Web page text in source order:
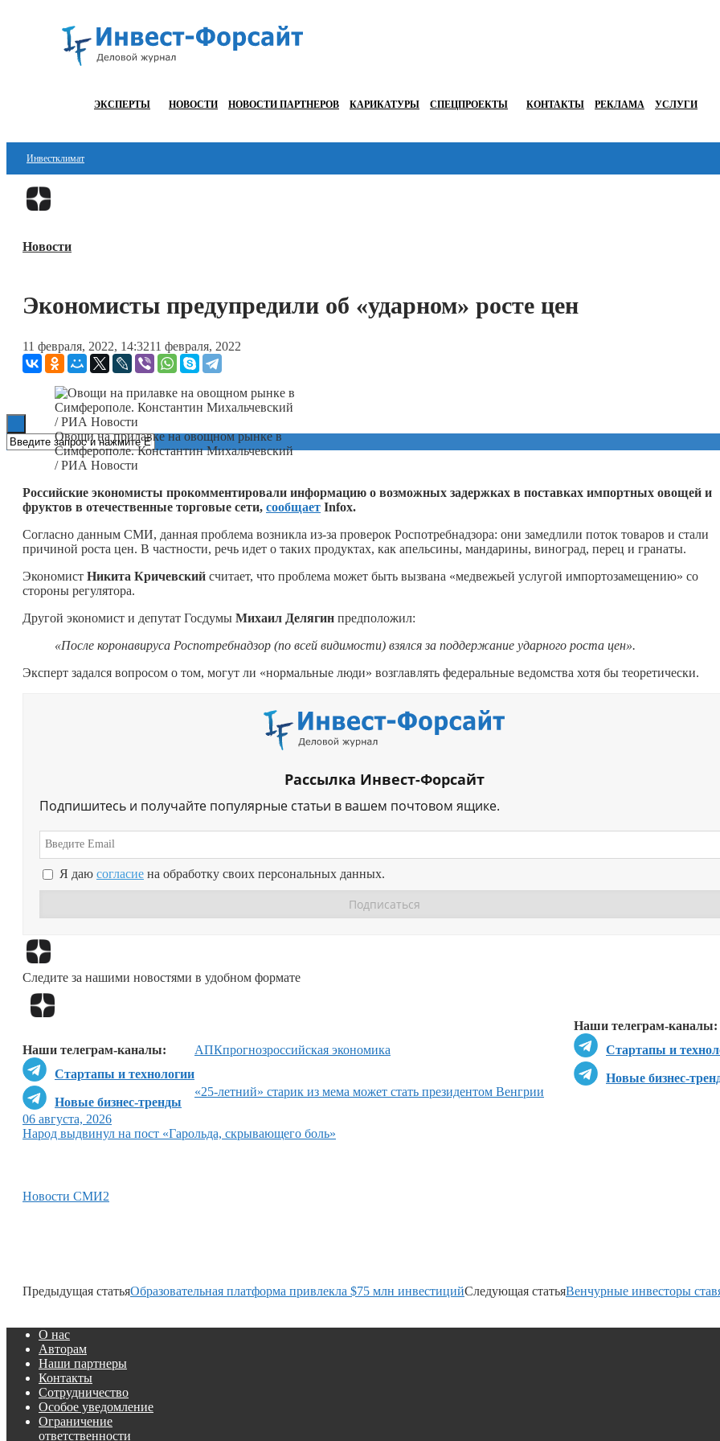
ЭКСПЕРТЫ НОВОСТИ НОВОСТИ ПАРТНЕРОВ КАРИКАТУРЫ СПЕЦПРОЕКТЫ КОНТАКТЫ РЕКЛАМА УСЛУГИ
Инвестклимат
Финансы
Блокчейн
ESG
Новости
Экономисты предупредили об «ударном» росте цен
11 февраля, 2022, 14:3211 февраля, 2022
Овощи на прилавке на овощном рынке в
Симферополе. Константин Михальчевский
/ РИА Новости
Российские экономисты прокомментировали информацию о возможных задержках в поставках импортных овощей и
фруктов в отечественные торговые сети, сообщает Infox.
Согласно данным СМИ, данная проблема возникла из-за проверок Роспотребнадзора: они замедлили поток товаров и стали
причиной роста цен. В частности, речь идет о таких продуктах, как апельсины, мандарины, виноград, перец и гранаты.
Экономист Никита Кричевский считает, что проблема может быть вызвана «медвежьей услугой импортозамещению» со
стороны регулятора.
Другой экономист и депутат Госдумы Михаил Делягин предположил:
«После коронавируса Роспотребнадзор (по всей видимости) взялся за поддержание ударного роста цен».
Эксперт задался вопросом о том, могут ли «нормальные люди» возглавлять федеральные ведомства хотя бы теоретически.
Рассылка Инвест-Форсайт
Подпишитесь и получайте популярные статьи в вашем почтовом ящике.
Я даю согласие на обработку своих персональных данных.
Следите за нашими новостями в удобном формате
Наши телеграм-каналы:
Стартапы и
Новые бизнес-
Наши телеграм-каналы:
Стартапы и технологии
Новые бизнес-тренды
АПКпрогнозроссийская экономика
«25-летний» старик из мема может стать президентом Венгрии
06 августа, 2026
Народ выдвинул на пост «Гарольда, скрывающего боль»
Новости СМИ2
Предыдущая статьяОбразовательная платформа привлекла $75 млн инвестицийСледующая статьяВенчурные инвесторы
О нас
Авторам
Наши партнеры
Контакты
Сотрудничество
Особое уведомление
Ограничение
ответственности